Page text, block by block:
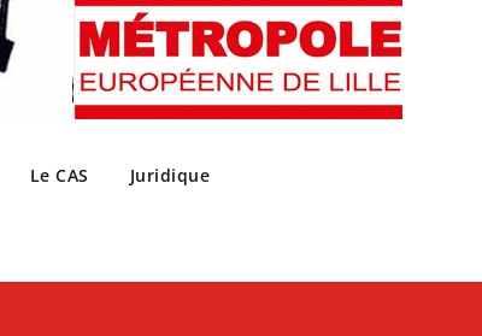
Le CAS Juridique